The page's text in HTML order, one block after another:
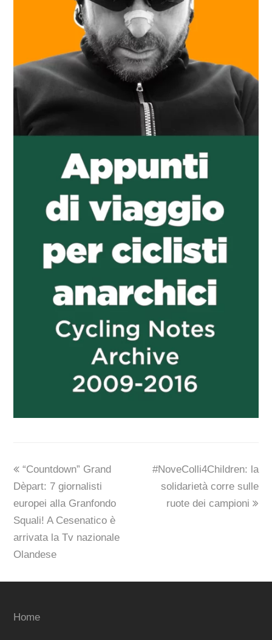
previous
post:
“Countdown” Grand
Dèpart: 7 giornalisti
europei alla Granfondo
Squali! A Cesenatico è
arrivata la Tv nazionale
Olandese
next
post:
#NoveColli4Children: la
solidarietà corre sulle
ruote dei campioni
Home